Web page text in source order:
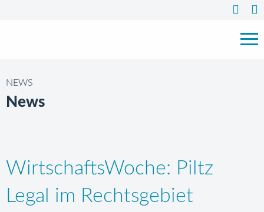
NEWS
News
WirtschaftsWoche: Piltz
Legal im Rechtsgebiet